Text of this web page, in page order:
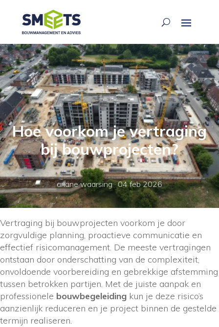
Hoe voorkom je vertraging
bij bouwprojecten?
ariane waarsing·04 feb 2026
Vertraging bij bouwprojecten voorkom je door
zorgvuldige planning, proactieve communicatie en
effectief risicomanagement. De meeste vertragingen
ontstaan door onderschatting van de complexiteit,
onvoldoende voorbereiding en gebrekkige afstemming
tussen betrokken partijen. Met de juiste aanpak en
professionele bouwbegeleiding kun je deze risico’s
aanzienlijk reduceren en je project binnen de gestelde
termijn realiseren.